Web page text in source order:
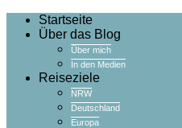
Startseite
Über das Blog
Über mich
In den Medien
Reiseziele
NRW
Deutschland
Europa